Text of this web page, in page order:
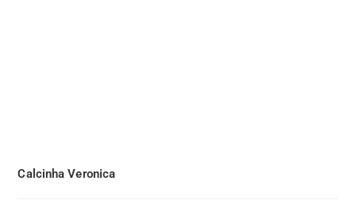
Calcinha Veronica